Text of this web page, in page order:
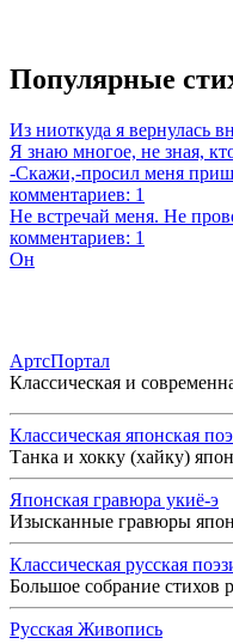
Популярные
Из ниоткуда я вернулась
Я знаю многое, не зная,
-Скажи,-просил меня
комментариев: 1
Не встречай меня. Не
комментариев: 1
Он
АртсПортал
Классическая и
Классическая японская
Танка и хокку (хайку)
Японская гравюра укиё-э
Изысканные гравюры
Классическая русская
Большое собрание стихов
Русская Живопись